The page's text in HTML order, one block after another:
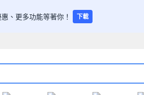
、更多功能等著你！ 下載